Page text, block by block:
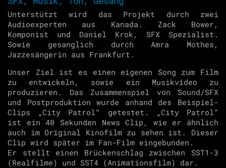
Unterstützt wird das Projekt durch zwei
Audioexperten aus Kanada. Zack Bower,
Komponist und Daniel Krok, SFX Spezialist.
Sowie gesanglich durch Amra Mothes,
Jazzesängerin aus Frankfurt.
Unser Ziel ist es einen eigenen Song zum Film
zu entwickeln, sowie ein Musikvideo zu
produzieren. Das Zusammenspiel von Sound/SFX
und Postproduktion wurde anhand des Beispiel-
Clips „City Patrol“ getestet. „City Patrol“
ist ein 40 Sekunden News Clip, wie er ähnlich
auch im Original Kinofilm zu sehen ist. Dieser
Clip wird später im Fan-Film eingebunden.
Er stellt einen Brückenschlag zwischen SST1-3
(Realfilme) und SST4 (Animationsfilm) dar.